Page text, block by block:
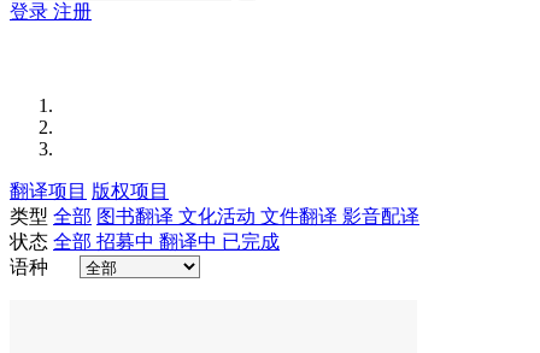
登录 注册
翻译项目 版权项目
类型 全部 图书翻译 文化活动 文件翻译 影音配译
状态 全部 招募中 翻译中 已完成
语种